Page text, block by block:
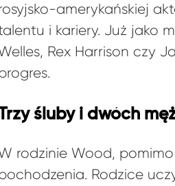
amerykańskiej
i kariery. Już jako
Rex Harrison czy
śluby i dwóch
rodzinie Wood,
Rodzice